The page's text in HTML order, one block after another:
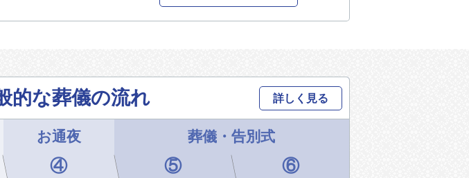
的な葬儀の流れ 詳しく見る
お通夜
④
葬儀・告別式
⑤ ⑥